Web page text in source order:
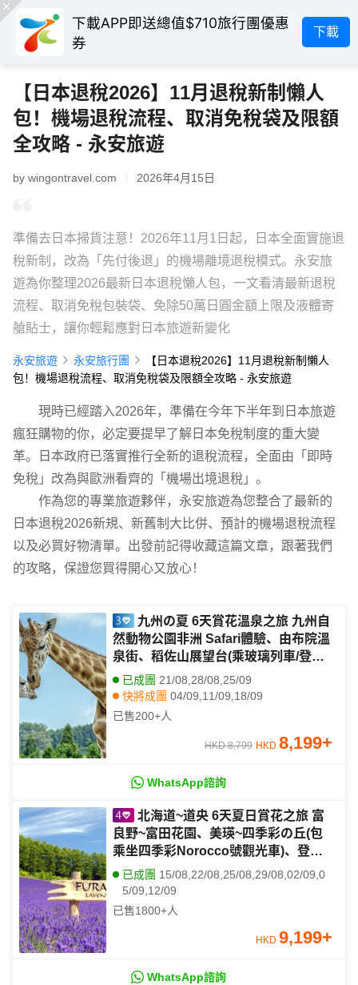
下載APP即送總值$710旅行團優惠
券
下載
【日本退稅2026】11月退稅新制懶人
包！機場退稅流程、取消免稅袋及限額
全攻略 - 永安旅遊
by wingontravel.com 2026年4月15日
準備去日本掃貨注意！2026年11月1日起，日本全面實施退
稅新制，改為「先付後退」的機場離境退稅模式。永安旅
遊為你整理2026最新日本退稅懶人包，一文看清最新退稅
流程、取消免稅包裝袋、免除50萬日圓金額上限及液體寄
艙貼士，讓你輕鬆應對日本旅遊新變化
永安旅遊 永安旅行團
【日本退稅2026】11月退稅新制懶人
包！機場退稅流程、取消免稅袋及限額全攻略 - 永安旅遊
現時已經踏入2026年，準備在今年下半年到日本旅遊
瘋狂購物的你，必定要提早了解日本免稅制度的重大變
革。日本政府已落實推行全新的退稅流程，全面由「即時
免稅」改為與歐洲看齊的「機場出境退稅」。
作為您的專業旅遊夥伴，永安旅遊為您整合了最新的
日本退稅2026新規、新舊制大比併、預計的機場退稅流程
以及必買好物清單。出發前記得收藏這篇文章，跟著我們
的攻略，保證您買得開心又放心！
九州の夏 6天賞花溫泉之旅 九州自
然動物公園非洲 Safari體驗、由布院溫
泉街、稻佐山展望台(乘玻璃列車/登山
纜車)、1天自由活動
已成團 21/08,28/08,25/09
快將成團 04/09,11/09,18/09
已售200+人
HKD 8,799 HKD 8,199+
WhatsApp諮詢
北海道~道央 6天夏日賞花之旅 富
良野~富田花園、美瑛~四季彩の丘(包
乘坐四季彩Norocco號觀光車)、登別
Marine Park海洋城堡~企鵝巡遊、洞
爺湖展望台、千歲三文魚故鄉
已成團 15/08,22/08,25/08,29/08,02/09,0
5/09,12/09
已售1800+人
HKD 9,199+
WhatsApp諮詢